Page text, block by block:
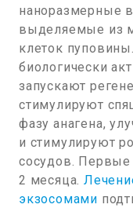
наноразмерные
выделяемые из
клеток
биологически
запускают
стимулируют
фазу анагена,
и стимулируют
сосудов. Первые
2 месяца.
экзосомами